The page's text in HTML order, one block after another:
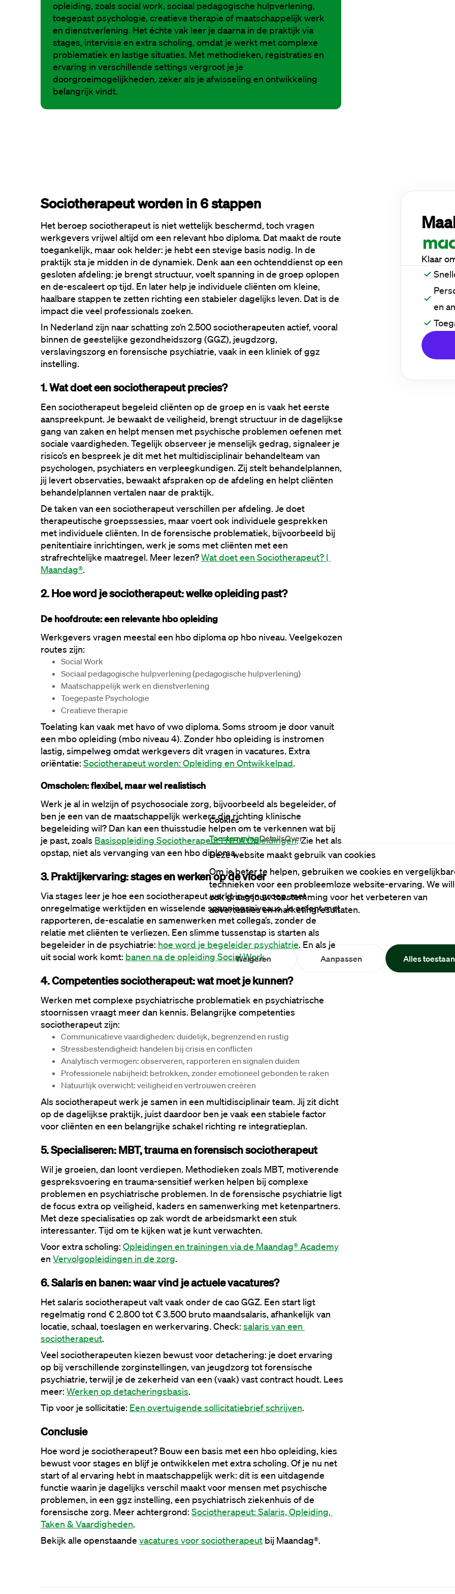
Cookies
ToestemmingDetailsOver
Deze website maakt gebruik van cookies
Om je beter te helpen, gebruiken we cookies en
technieken voor een probleemloze website-ervaring. We
ook graag jouw toestemming voor het verbeteren van
advertenties en marketingresultaten.
Weigeren Aanpassen Alles toestaan
opleiding, zoals social work, sociaal pedagogische hulpverlening,
toegepast psychologie, creatieve therapie of maatschappelijk werk
en dienstverlening. Het échte vak leer je daarna in de praktijk via
stages, intervisie en extra scholing, omdat je werkt met complexe
problematiek en lastige situaties. Met methodieken, registraties en
ervaring in verschillende settings vergroot je je
doorgroeimogelijkheden, zeker als je afwisseling en ontwikkeling
belangrijk vindt.
Sociotherapeut worden in 6 stappen
Het beroep sociotherapeut is niet wettelijk beschermd, toch vragen
werkgevers vrijwel altijd om een relevant hbo diploma. Dat maakt de route
toegankelijk, maar ook helder: je hebt een stevige basis nodig. In de
praktijk sta je midden in de dynamiek. Denk aan een ochtenddienst op een
gesloten afdeling: je brengt structuur, voelt spanning in de groep oplopen
en de-escaleert op tijd. En later help je individuele cliënten om kleine,
haalbare stappen te zetten richting een stabieler dagelijks leven. Dat is de
impact die veel professionals zoeken.
In Nederland zijn naar schatting zo’n 2.500 sociotherapeuten actief, vooral
binnen de geestelijke gezondheidszorg (GGZ), jeugdzorg,
verslavingszorg en forensische psychiatrie, vaak in een kliniek of ggz
instelling.
1. Wat doet een sociotherapeut precies?
Een sociotherapeut begeleid cliënten op de groep en is vaak het eerste
aanspreekpunt. Je bewaakt de veiligheid, brengt structuur in de dagelijkse
gang van zaken en helpt mensen met psychische problemen oefenen met
sociale vaardigheden. Tegelijk observeer je menselijk gedrag, signaleer je
risico’s en bespreek je dit met het multidisciplinair behandelteam van
psychologen, psychiaters en verpleegkundigen. Zij stelt behandelplannen,
jij levert observaties, bewaakt afspraken op de afdeling en helpt cliënten
behandelplannen vertalen naar de praktijk.
De taken van een sociotherapeut verschillen per afdeling. Je doet
therapeutische groepssessies, maar voert ook individuele gesprekken
met individuele cliënten. In de forensische problematiek, bijvoorbeeld bij
penitentiaire inrichtingen, werk je soms met cliënten met een
strafrechtelijke maatregel. Meer lezen? Wat doet een Sociotherapeut? |
Maandag®.
2. Hoe word je sociotherapeut: welke opleiding past?
De hoofdroute: een relevante hbo opleiding
Werkgevers vragen meestal een hbo diploma op hbo niveau. Veelgekozen
routes zijn:
Social Work
Sociaal pedagogische hulpverlening (pedagogische hulpverlening)
Maatschappelijk werk en dienstverlening
Toegepaste Psychologie
Creatieve therapie
Toelating kan vaak met havo of vwo diploma. Soms stroom je door vanuit
een mbo opleiding (mbo niveau 4). Zonder hbo opleiding is instromen
lastig, simpelweg omdat werkgevers dit vragen in vacatures. Extra
oriëntatie: Sociotherapeut worden: Opleiding en Ontwikkelpad.
Omscholen: flexibel, maar wel realistisch
Werk je al in welzijn of psychosociale zorg, bijvoorbeeld als begeleider, of
ben je een van de maatschappelijk werkers die richting klinische
begeleiding wil? Dan kan een thuisstudie helpen om te verkennen wat bij
je past, zoals Basisopleiding Sociotherapeut | NHA Opleidingen. Zie het als
opstap, niet als vervanging van een hbo diploma.
3. Praktijkervaring: stages en werken op de vloer
Via stages leer je hoe een sociotherapeut werkt in een groep, met
onregelmatige werktijden en wisselende spanningsniveaus. Je oefent met
rapporteren, de-escalatie en samenwerken met collega’s, zonder de
relatie met cliënten te verliezen. Een slimme tussenstap is starten als
begeleider in de psychiatrie: hoe word je begeleider psychiatrie. En als je
uit social work komt: banen na de opleiding Social Work.
4. Competenties sociotherapeut: wat moet je kunnen?
Werken met complexe psychiatrische problematiek en psychiatrische
stoornissen vraagt meer dan kennis. Belangrijke competenties
sociotherapeut zijn:
Communicatieve vaardigheden: duidelijk, begrenzend en rustig
Stressbestendigheid: handelen bij crisis en conflicten
Analytisch vermogen: observeren, rapporteren en signalen duiden
Professionele nabijheid: betrokken, zonder emotioneel gebonden te raken
Natuurlijk overwicht: veiligheid en vertrouwen creëren
Als sociotherapeut werk je samen in een multidisciplinair team. Jij zit dicht
op de dagelijkse praktijk, juist daardoor ben je vaak een stabiele factor
voor cliënten en een belangrijke schakel richting re integratieplan.
5. Specialiseren: MBT, trauma en forensisch sociotherapeut
Wil je groeien, dan loont verdiepen. Methodieken zoals MBT, motiverende
gespreksvoering en trauma-sensitief werken helpen bij complexe
problemen en psychiatrische problemen. In de forensische psychiatrie ligt
de focus extra op veiligheid, kaders en samenwerking met ketenpartners.
Met deze specialisaties op zak wordt de arbeidsmarkt een stuk
interessanter. Tijd om te kijken wat je kunt verwachten.
Voor extra scholing: Opleidingen en trainingen via de Maandag® Academy
en Vervolgopleidingen in de zorg.
6. Salaris en banen: waar vind je actuele vacatures?
Het salaris sociotherapeut valt vaak onder de cao GGZ. Een start ligt
regelmatig rond € 2.800 tot € 3.500 bruto maandsalaris, afhankelijk van
locatie, schaal, toeslagen en werkervaring. Check: salaris van een
sociotherapeut.
Veel sociotherapeuten kiezen bewust voor detachering: je doet ervaring
op bij verschillende zorginstellingen, van jeugdzorg tot forensische
psychiatrie, terwijl je de zekerheid van een (vaak) vast contract houdt. Lees
meer: Werken op detacheringsbasis.
Tip voor je sollicitatie: Een overtuigende sollicitatiebrief schrijven.
Conclusie
Hoe word je sociotherapeut? Bouw een basis met een hbo opleiding, kies
bewust voor stages en blijf je ontwikkelen met extra scholing. Of je nu net
start of al ervaring hebt in maatschappelijk werk: dit is een uitdagende
functie waarin je dagelijks verschil maakt voor mensen met psychische
problemen, in een ggz instelling, een psychiatrisch ziekenhuis of de
forensische zorg. Meer achtergrond: Sociotherapeut: Salaris, Opleiding,
Taken & Vaardigheden.
Bekijk alle openstaande vacatures voor sociotherapeut bij Maandag®.
Klaar
en